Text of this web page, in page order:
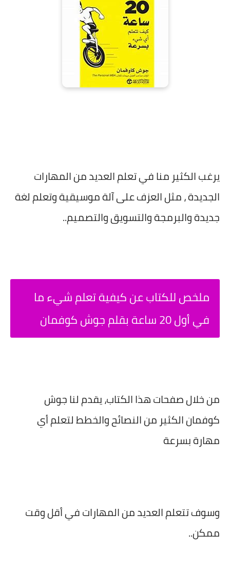
يرغب الكثير منا في تعلم العديد من المهارات
الجديدة ، مثل العزف على آلة موسيقية وتعلم لغة
جديدة والبرمجة والتسويق والتصميم..
ملخص للكتاب عن كيفية تعلم شيء ما
في أول 20 ساعة بقلم جوش كوفمان
من خلال صفحات هذا الكتاب، يقدم لنا جوش
كوفمان الكثير من النصائح والخطط لتعلم أي
مهارة بسرعة
وسوف تتعلم العديد من المهارات في أقل وقت
ممكن..